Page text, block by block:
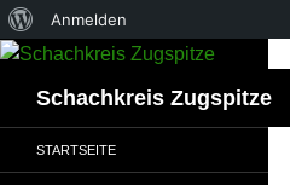
Über
WordPress
Anmelden
Zum
springenSchachkreis Zugspitze
STARTSEITE